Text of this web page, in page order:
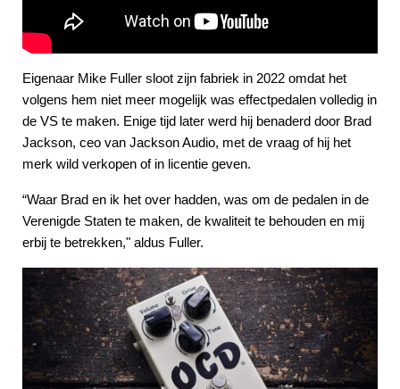
Eigenaar Mike Fuller sloot zijn fabriek in 2022 omdat het
volgens hem niet meer mogelijk was effectpedalen volledig in
de VS te maken. Enige tijd later werd hij benaderd door Brad
Jackson, ceo van Jackson Audio, met de vraag of hij het
merk wild verkopen of in licentie geven.
“Waar Brad en ik het over hadden, was om de pedalen in de
Verenigde Staten te maken, de kwaliteit te behouden en mij
erbij te betrekken," aldus Fuller.